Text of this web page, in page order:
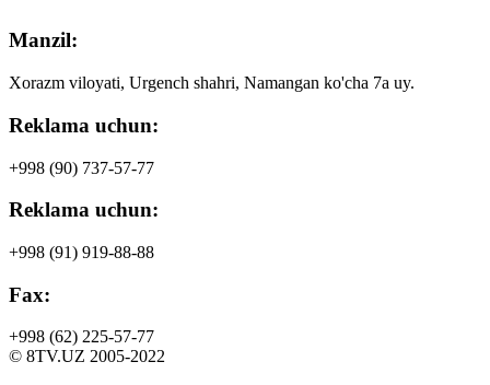
Manzil:
Xorazm viloyati, Urgench shahri, Namangan ko'cha 7a uy.
Reklama uchun:
+998 (90) 737-57-77
Reklama uchun:
+998 (91) 919-88-88
Fax:
+998 (62) 225-57-77
© 8TV.UZ 2005-2022